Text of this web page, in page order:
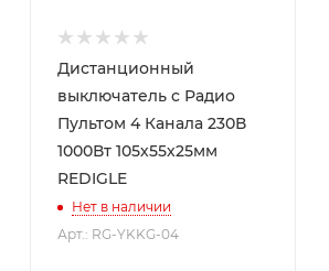
Дистанционный
выключатель c Радио
Пультом 4 Канала 230В
1000Вт 105х55х25мм
REDIGLE
Нет в наличии
Арт.: RG-YKKG-04